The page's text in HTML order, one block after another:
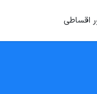
اقساطی